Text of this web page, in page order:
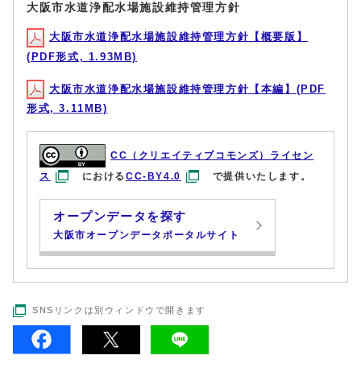
大阪市水道浄配水場施設維持管理方針
大阪市水道浄配水場施設維持管理方針【概要版】
(PDF形式, 1.93MB)
大阪市水道浄配水場施設維持管理方針【本編】(PDF
形式, 3.11MB)
CC（クリエイティブコモンズ）ライセン
ス
におけるCC-BY4.0 で提供いたします。
オープンデータを探す
大阪市オープンデータポータルサイト
SNSリンクは別ウィンドウで開きます